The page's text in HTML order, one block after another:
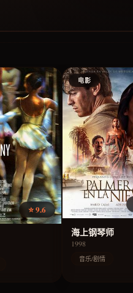
⭐ 9.6
电影
海上钢琴师
1998
音乐/剧情